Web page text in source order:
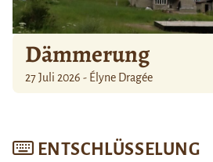
Dämmerung
27 Juli 2026 - Élyne Dragée
ENTSCHLÜSSELUNG